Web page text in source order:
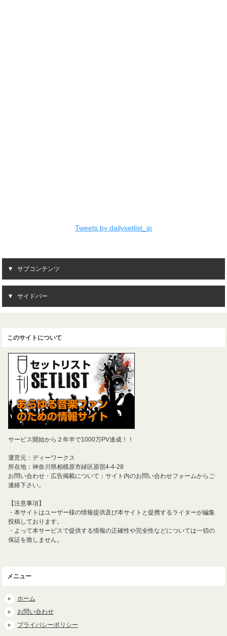
Tweets by dailysetlist_jp
サブコンテンツ
サイドバー
このサイトについて
サービス開始から２年半で1000万PV達成！！
運営元：ディーワークス
所在地：神奈川県相模原市緑区原宿4-4-28
お問い合わせ・広告掲載について：サイト内のお問い合わせフォームからご
連絡下さい。
【注意事項】
・本サイトはユーザー様の情報提供及び本サイトと提携するライターが編集
投稿しております。
・よって本サービスで提供する情報の正確性や完全性などについては一切の
保証を致しません。
メニュー
ホーム
お問い合わせ
プライバシーポリシー